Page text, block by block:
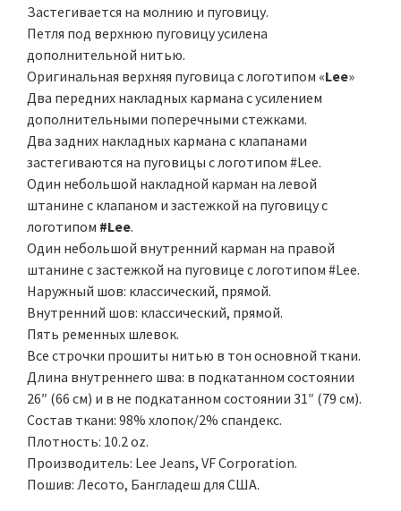
Застегивается на молнию и пуговицу.
Петля под верхнюю пуговицу усилена
дополнительной нитью.
Оригинальная верхняя пуговица с логотипом «Lee»
Два передних накладных кармана с усилением
дополнительными поперечными стежками.
Два задних накладных кармана с клапанами
застегиваются на пуговицы с логотипом #Lee.
Один небольшой накладной карман на левой
штанине с клапаном и застежкой на пуговицу с
логотипом #Lee.
Один небольшой внутренний карман на правой
штанине с застежкой на пуговице с логотипом #Lee.
Наружный шов: классический, прямой.
Внутренний шов: классический, прямой.
Пять ременных шлевок.
Все строчки прошиты нитью в тон основной ткани.
Длина внутреннего шва: в подкатанном состоянии
26″ (66 см) и в не подкатанном состоянии 31″ (79 см).
Состав ткани: 98% хлопок/2% спандекс.
Плотность: 10.2 oz.
Производитель: Lee Jeans, VF Corporation.
Пошив: Лесото, Бангладеш для США.